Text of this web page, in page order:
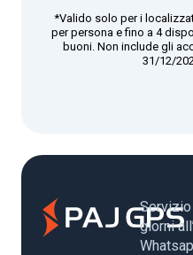
*Valido solo per i
per persona e fino a 4
buoni. Non include gli
31/12/
giorni